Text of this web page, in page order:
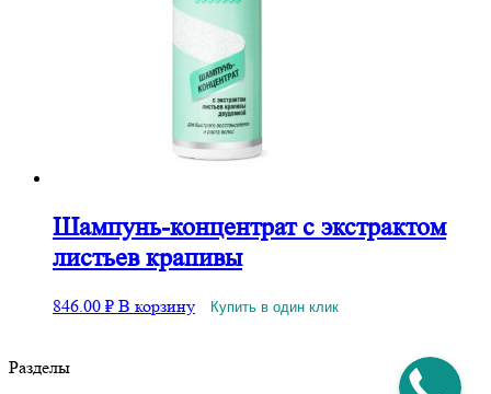
Шампунь-концентрат с экстрактом
листьев крапивы
846.00 ₽ В корзину Купить в один клик
Разделы